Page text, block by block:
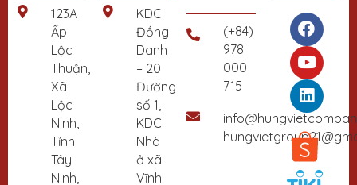
123A
Ấp
Lộc
Thuận,
Xã
Lộc
Ninh,
Tỉnh
Tây
Ninh,
KDC
Đồng
Danh
– 20
Đường
số 1,
KDC
Nhà
ở xã
Vĩnh
(+84)
978
000
715
F
a
c
e
b
o
o
k
Y
o
u
t
u
b
e
L
i
n
k
e
d
i
n